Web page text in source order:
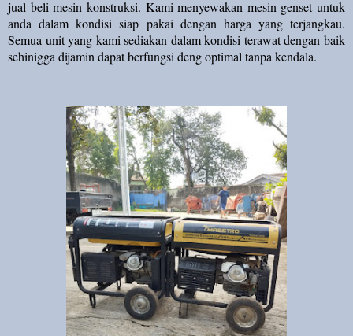
jual beli mesin konstruksi. Kami menyewakan mesin genset untuk
anda dalam kondisi siap pakai dengan harga yang terjangkau.
Semua unit yang kami sediakan dalam kondisi terawat dengan baik
sehinigga dijamin dapat berfungsi deng optimal tanpa kendala.